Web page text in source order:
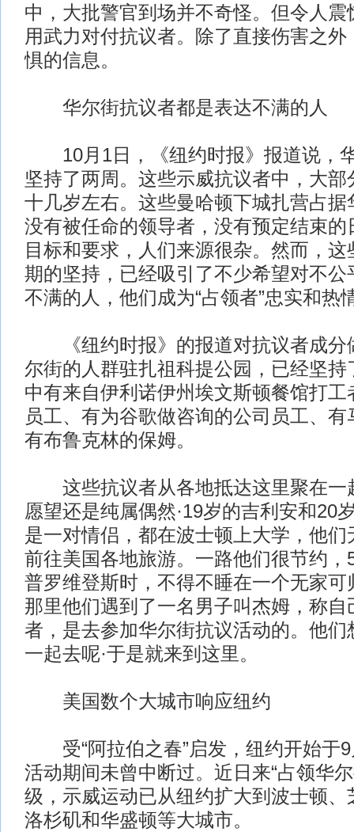
中，大批警官到场并不奇怪。但令人震
用武力对付抗议者。除了直接伤害之
惧的信息。
华尔街抗议者都是表达不满的人
10月1日，《纽约时报》报道说，
坚持了两周。这些示威抗议者中，大
十几岁左右。这些曼哈顿下城扎营占据
没有被任命的领导者，没有预定结束的
目标和要求，人们来源很杂。然而，这
期的坚持，已经吸引了不少希望对不公
不满的人，他们成为“占领者”忠实和热
《纽约时报》的报道对抗议者成分
尔街的人群驻扎祖科提公园，已经坚持
中有来自伊利诺伊州埃文斯顿餐馆打工
员工、有为谷歌做咨询的公司员工、
有布鲁克林的保姆。
这些抗议者从各地抵达这里聚在一
愿望还是纯属偶然·19岁的吉利安和20
是一对情侣，都在波士顿上大学，他们
前往美国各地旅游。一路他们很节约，
普罗维登斯时，不得不睡在一个无家可
那里他们遇到了一名男子叫杰姆，称自
者，是去参加华尔街抗议活动的。他们
一起去呢·于是就来到这里。
美国数个大城市响应纽约
受“阿拉伯之春”启发，纽约开始于9
活动期间未曾中断过。近日来“占领华
级，示威运动已从纽约扩大到波士顿、
洛杉矶和华盛顿等大城市。